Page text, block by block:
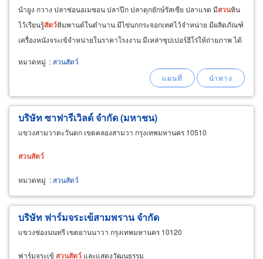
นำยูง กวาง ปลาช่อนอเมซอน ปลาปึก ปลาดุกยักษ์รัสเซีย ปลาแรด มีสวนหิน
ไว้เรียนรู้สัตว์หิมพานต์ในตำนาน มีไข่นกกระจอกเทศไว้จำหน่าย มีผลิตภัณฑ์
เครื่องหนังจระเข้จำหน่ายในราคาโรงงาน มีเหล่าซุปเปอร์ฮีโร่ให้ถ่ายภาพ ได้
หมวดหมู่ :สวนสัตว์
บริษัท ซาฟารีเวิลด์ จำกัด (มหาชน)
แขวงสามวาตะวันตก เขตคลองสามวา กรุงเทพมหานคร 10510
สวนสัตว์
หมวดหมู่ :สวนสัตว์
บริษัท ฟาร์มจระเข้สามพราน จำกัด
แขวงช่องนนทรี เขตยานนาวา กรุงเทพมหานคร 10120
ฟาร์มจระเข้ สวนสัตว์ และแสดงวัฒนธรรม